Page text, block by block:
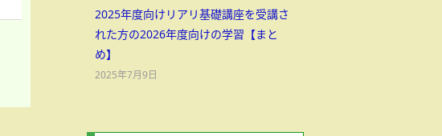
2025年度向けリアリ基礎講座を受講さ
れた方の2026年度向けの学習【まと
め】
2025年7月9日